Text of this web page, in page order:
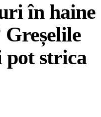
în haine
Greșelile
pot strica